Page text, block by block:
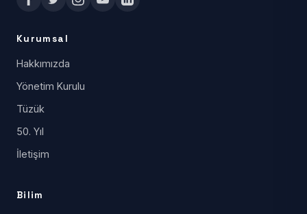
Kurumsal
Hakkımızda
Yönetim Kurulu
Tüzük
50. Yıl
İletişim
Bilim